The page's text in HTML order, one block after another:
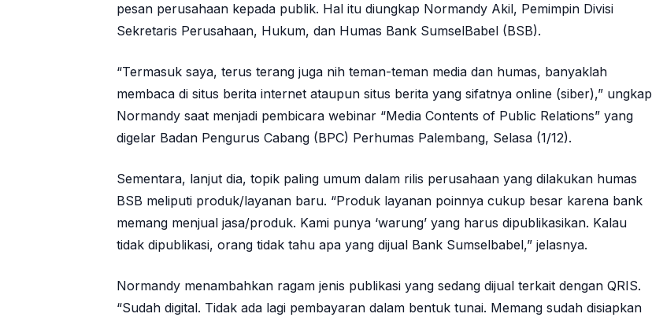
pesan perusahaan kepada publik. Hal itu diungkap Normandy Akil, Pemimpin Divisi
Sekretaris Perusahaan, Hukum, dan Humas Bank SumselBabel (BSB).
“Termasuk saya, terus terang juga nih teman-teman media dan humas, banyaklah
membaca di situs berita internet ataupun situs berita yang sifatnya online (siber),” ungkap
Normandy saat menjadi pembicara webinar “Media Contents of Public Relations” yang
digelar Badan Pengurus Cabang (BPC) Perhumas Palembang, Selasa (1/12).
Sementara, lanjut dia, topik paling umum dalam rilis perusahaan yang dilakukan humas
BSB meliputi produk/layanan baru. “Produk layanan poinnya cukup besar karena bank
memang menjual jasa/produk. Kami punya ‘warung’ yang harus dipublikasikan. Kalau
tidak dipublikasi, orang tidak tahu apa yang dijual Bank Sumselbabel,” jelasnya.
Normandy menambahkan ragam jenis publikasi yang sedang dijual terkait dengan QRIS.
“Sudah digital. Tidak ada lagi pembayaran dalam bentuk tunai. Memang sudah disiapkan